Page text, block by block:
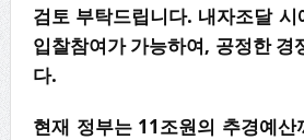
검토 부탁드립니다. 내자조달
입찰참여가 가능하여, 공정한 경
다.
현재 정부는 11조원의 추경예